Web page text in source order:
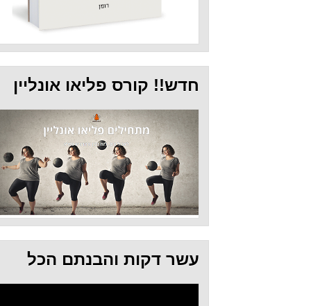
חדש!! קורס פליאו אונליין
עשר דקות והבנתם הכל